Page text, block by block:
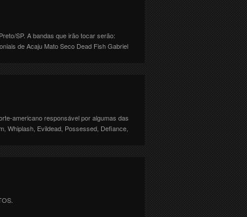
SP. A bandas que irão tocar serão:
de Acaju Mato Seco Dead Fish Gabriel
americano responsável por algumas das
Whiplash, Evildead, Possessed, Defiance,